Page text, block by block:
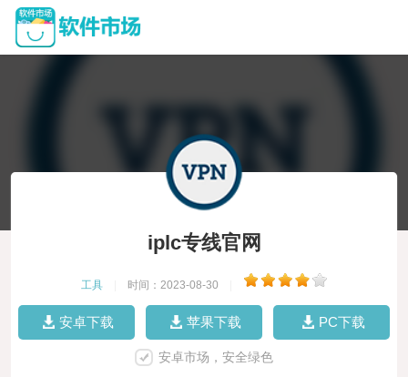
iplc专线官网
工具 时间：2023-08-30
安卓下载 苹果下载 PC下载
安卓市场，安全绿色